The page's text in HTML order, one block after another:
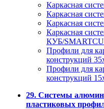
Каркасная
Каркасная
Каркасная
Каркасная
КУБ/
Профили для
конструкций
Профили для
конструкций
29. Системы
пластиковых